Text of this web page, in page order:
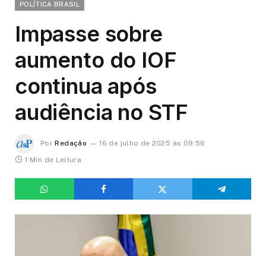
POLÍTICA BRASIL
Impasse sobre
aumento do IOF
continua após
audiência no STF
Por Redação
16 de julho de 2025 às 09:56
1 Min de Leitura